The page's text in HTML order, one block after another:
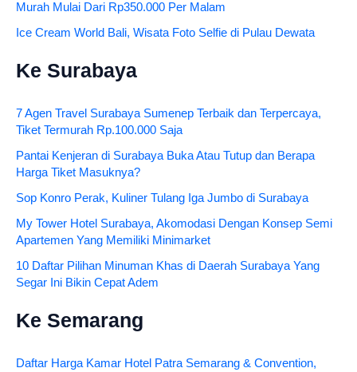
Murah Mulai Dari Rp350.000 Per Malam
Ice Cream World Bali, Wisata Foto Selfie di Pulau Dewata
Ke Surabaya
7 Agen Travel Surabaya Sumenep Terbaik dan Terpercaya,
Tiket Termurah Rp.100.000 Saja
Pantai Kenjeran di Surabaya Buka Atau Tutup dan Berapa
Harga Tiket Masuknya?
Sop Konro Perak, Kuliner Tulang Iga Jumbo di Surabaya
My Tower Hotel Surabaya, Akomodasi Dengan Konsep Semi
Apartemen Yang Memiliki Minimarket
10 Daftar Pilihan Minuman Khas di Daerah Surabaya Yang
Segar Ini Bikin Cepat Adem
Ke Semarang
Daftar Harga Kamar Hotel Patra Semarang & Convention,